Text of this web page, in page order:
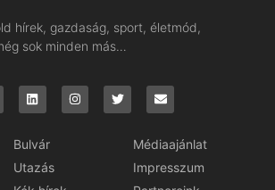
hírek, gazdaság, sport, életmód,
sok minden más…
Bulvár
Utazás
Médiaajánlat
Impresszum